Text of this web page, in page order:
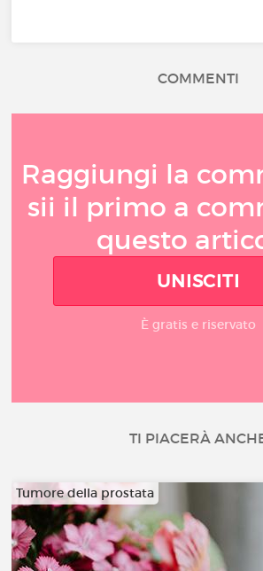
COMMENTI
Raggiungi la
sii il primo a
questo
UNISCITI
È gratis e riservato
TI PIACERÀ
Tumore della prostata